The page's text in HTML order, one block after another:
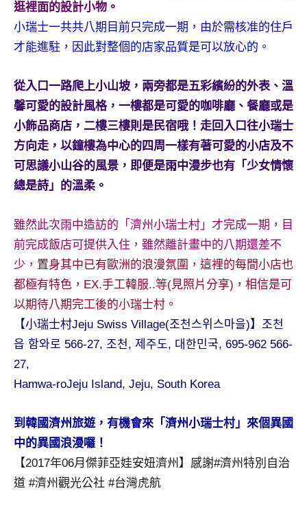
主
持、
吳
泰
國
旅
遊
書
者、
發
表
會
活
動
主
持、
企
講
座、
部
客
逛裡面的設計小物。
小瑞士一共共八期目前只完成一期，由於需核准的住戶
才能進駐，因此對整個的店家品質是可以放心的。
從入口一路爬上小山坡，兩旁都是五彩繽紛的外表、溫
馨可愛的設計風格，一樓都是可愛的咖啡廳、餐廳或是
小飾品商店，二樓三樓則是民宿哦！走回入口往小瑞士
方向走，以鐘樓為中心的四周一樣有著可愛的小店及不
可思議小山谷的風景，即便是雨中漫步也有「少女情懷
總是詩」的溫柔。
雖然此次雨中造訪的「濟州小瑞士村」才完成一期，目
前完成飯店可 提供入住，雖然離計畫中的八期還差不
少， 置身其中已有歐洲的浪漫氛圍，這裡的每間小店也
都極有特色，EX.手工韓服..等(見照片分享)，相信是可
以期待八期完工後的小瑞士村。
【小瑞士村Jeju Swiss Village(조천스위스마을)】조천
읍 함와로 566-27, 조천, 제주도, 대한민국, 695-962 566-
27,
Hamwa-roJeju Island, Jeju, South Korea
到韓國濟州旅遊，有機會來「濟州小瑞士村」來個異國
中的異國浪漫囉！
【2017年06月傑菲亞娃安妞濟州】感謝#濟州特別自治
道 #濟州觀光公社 #台灣虎航